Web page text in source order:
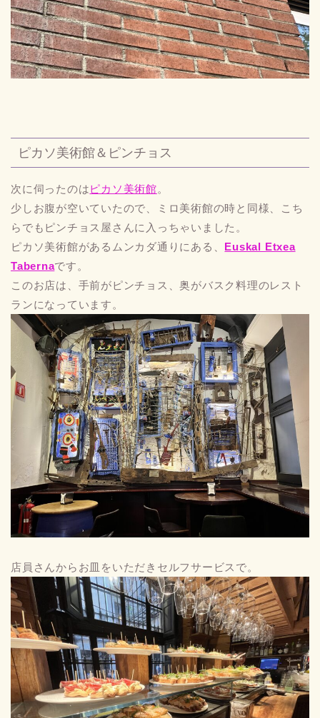
ピカソ美術館＆ピンチョス
次に伺ったのはピカソ美術館。
少しお腹が空いていたので、ミロ美術館の時と同様、こち
らでもピンチョス屋さんに入っちゃいました。
ピカソ美術館があるムンカダ通りにある、 Euskal Etxea
Tabernaです。
このお店は、手前がピンチョス、奥がバスク料理のレスト
ランになっています。
店員さんからお皿をいただきセルフサービスで。